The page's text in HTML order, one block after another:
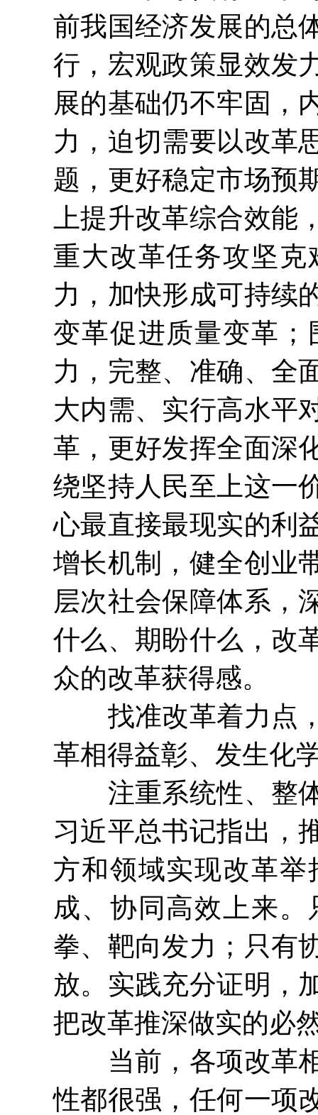
前我国经济发展的总
行，宏观政策显效发
展的基础仍不牢固，
力，迫切需要以改革
题，更好稳定市场预
上提升改革综合效
重大改革任务攻坚
力，加快形成可持续
变革促进质量变革
力，完整、准确、全
大内需、实行高水平
革，更好发挥全面深
绕坚持人民至上这一
心最直接最现实的利
增长机制，健全创业
层次社会保障体系，
什么、期盼什么，改
众的改革获得感。
找准改革着力点，
革相得益彰、发生化
注重系统性、整体
习近平总书记指出，
方和领域实现改革
成、协同高效上来
拳、靶向发力；只有
放。实践充分证明，
把改革推深做实的必
当前，各项改革相
性都很强，任何一项